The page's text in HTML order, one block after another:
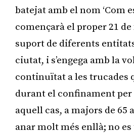
batejat amb el nom ‘Com
començarà el proper 21 de
suport de diferents
ciutat, i s’engega amb la
continuïtat a les trucades
durant el confinament per
aquell cas, a majors de 65
anar molt més enllà; no